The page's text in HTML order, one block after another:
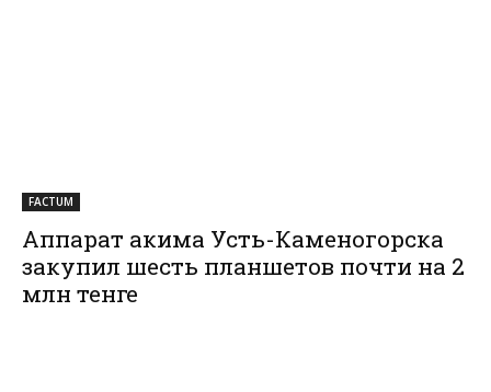
FACTUM
Аппарат акима Усть-Каменогорска
закупил шесть планшетов почти на 2
млн тенге